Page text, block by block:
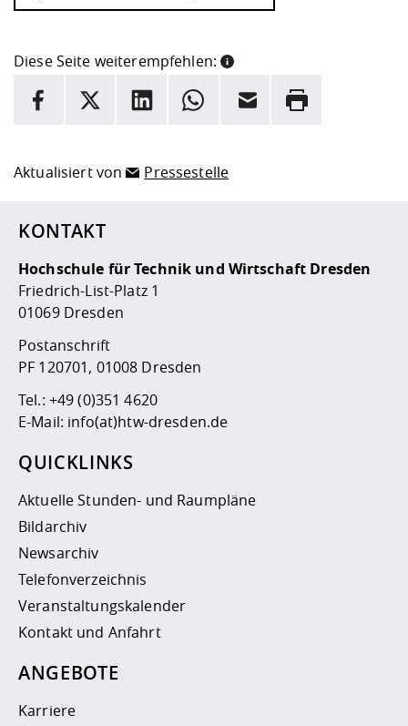
Diese Seite weiterempfehlen:
INFORMATION
Hier stehen weitere Informationen und ein Link zur
Facebook
X LinkedInWhatsappE-Mail Drucken
Aktualisiert von Pressestelle
KONTAKT
Hochschule für Technik und Wirtschaft Dresden
Friedrich-List-Platz 1
01069 Dresden
Postanschrift
PF 120701, 01008 Dresden
Tel.: +49 (0)351 4620
E-Mail: info(at)htw-dresden.de
QUICKLINKS
Aktuelle Stunden- und Raumpläne
Bildarchiv
Newsarchiv
Telefonverzeichnis
Veranstaltungskalender
Kontakt und Anfahrt
ANGEBOTE
Karriere